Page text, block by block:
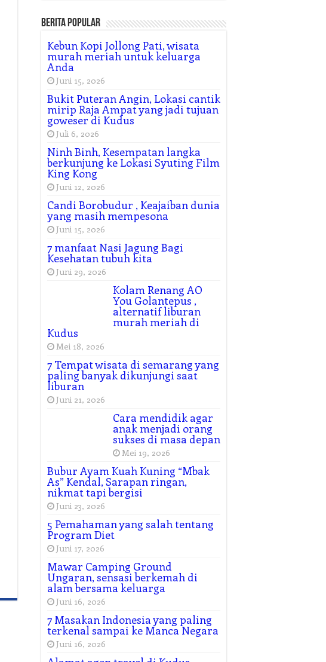
Berita Popular
Kebun Kopi Jollong Pati, wisata
murah meriah untuk keluarga
Anda
Juni 15, 2026
Bukit Puteran Angin, Lokasi cantik
mirip Raja Ampat yang jadi tujuan
goweser di Kudus
Juli 6, 2026
Ninh Binh, Kesempatan langka
berkunjung ke Lokasi Syuting Film
King Kong
Juni 12, 2026
Candi Borobudur , Keajaiban dunia
yang masih mempesona
Juni 15, 2026
7 manfaat Nasi Jagung Bagi
Kesehatan tubuh kita
Juni 29, 2026
Kolam Renang AO
You Golantepus ,
alternatif liburan
murah meriah di
Kudus
Mei 18, 2026
7 Tempat wisata di semarang yang
paling banyak dikunjungi saat
liburan
Juni 21, 2026
Cara mendidik agar
anak menjadi orang
sukses di masa depan
Mei 19, 2026
Bubur Ayam Kuah Kuning “Mbak
As” Kendal, Sarapan ringan,
nikmat tapi bergisi
Juni 23, 2026
5 Pemahaman yang salah tentang
Program Diet
Juni 17, 2026
Mawar Camping Ground
Ungaran, sensasi berkemah di
alam bersama keluarga
Juni 16, 2026
7 Masakan Indonesia yang paling
terkenal sampai ke Manca Negara
Juni 16, 2026